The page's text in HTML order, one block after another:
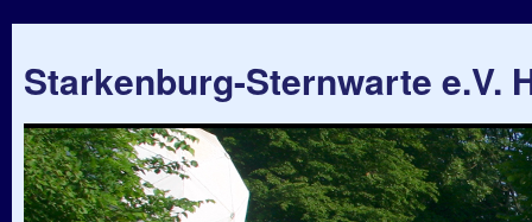
Starkenburg-Sternwarte e.V.